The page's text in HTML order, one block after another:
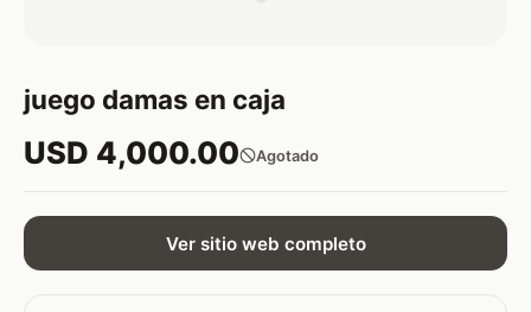
juego damas en caja
USD 4,000.00 Agotado
Ver sitio web completo